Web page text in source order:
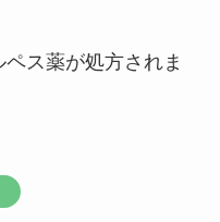
ス薬が処方されま